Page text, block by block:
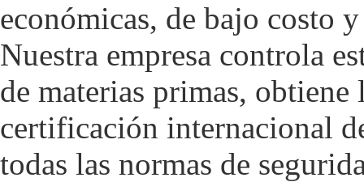
económicas, de bajo costo
Nuestra empresa controla
de materias primas,
certificación internacional
todas las normas de